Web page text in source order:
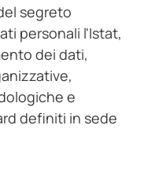
segreto
personali l'Istat,
dei dati,
e
definiti in sede